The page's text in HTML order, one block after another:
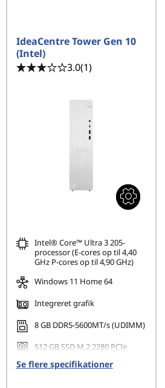
IdeaCentre Tower Gen 10
(Intel)
3.0(1)
Intel® Core™ Ultra 3 205-
processor (E-cores op til 4,40
GHz P-cores op til 4,90 GHz)
Windows 11 Home 64
Integreret grafik
8 GB DDR5-5600MT/s (UDIMM)
512 GB SSD M.2 2280 PCIe
Se flere specifikationer